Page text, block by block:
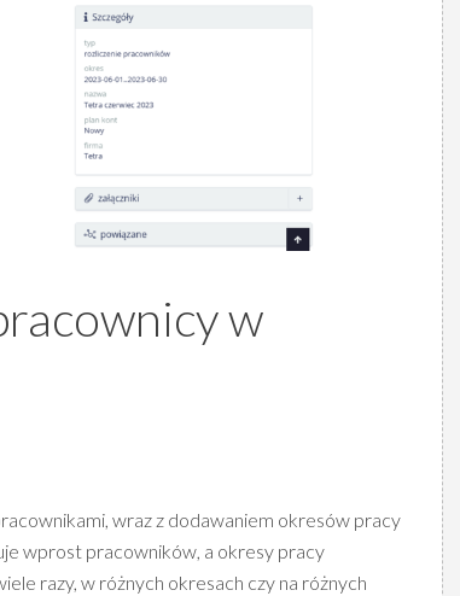
w
wraz z dodawaniem okresów pracy
wprost pracowników, a okresy pracy
razy, w różnych okresach czy na różnych